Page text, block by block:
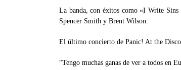
La banda, con éxitos como «I Write
Spencer Smith y Brent Wilson.
El último concierto de Panic! At the
“Tengo muchas ganas de ver a todos en